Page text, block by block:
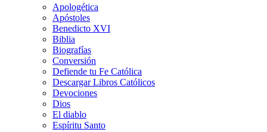
Apologética
Apóstoles
Benedicto XVI
Biblia
Biografías
Conversión
Defiende tu Fe Católica
Descargar Libros Católicos
Devociones
Dios
El diablo
Espíritu Santo